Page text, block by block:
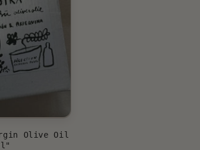
Olive Oil